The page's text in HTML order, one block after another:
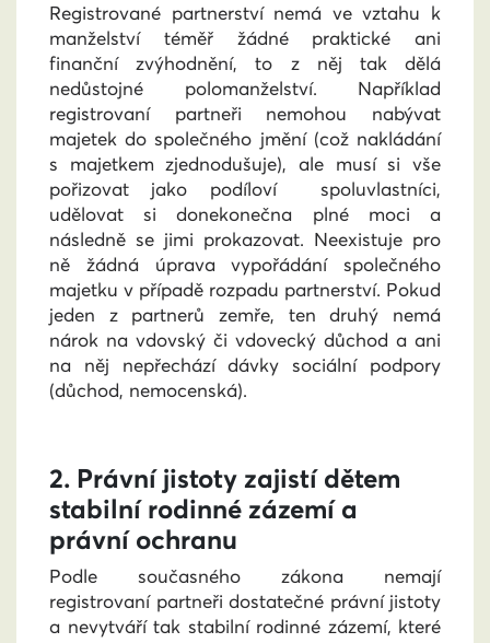
Registrované partnerství nemá ve vztahu k
manželství téměř žádné praktické ani
finanční zvýhodnění, to z něj tak dělá
nedůstojné polomanželství. Například
registrovaní partneři nemohou nabývat
majetek do společného jmění (což nakládání
s majetkem zjednodušuje), ale musí si vše
pořizovat jako podíloví spoluvlastníci,
udělovat si donekonečna plné moci a
následně se jimi prokazovat. Neexistuje pro
ně žádná úprava vypořádání společného
majetku v případě rozpadu partnerství. Pokud
jeden z partnerů zemře, ten druhý nemá
nárok na vdovský či vdovecký důchod a ani
na něj nepřechází dávky sociální podpory
(důchod, nemocenská).
2. Právní jistoty zajistí dětem
stabilní rodinné zázemí a
právní ochranu
Podle současného zákona nemají
registrovaní partneři dostatečné právní jistoty
a nevytváří tak stabilní rodinné zázemí, které